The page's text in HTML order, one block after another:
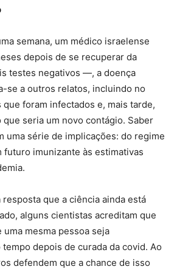
semana, um médico israelense
depois de se recuperar da
testes negativos —, a doença
se a outros relatos, incluindo no
foram infectados e, mais tarde,
seria um novo contágio. Saber
uma série de implicações: do regime
futuro imunizante às estimativas
resposta que a ciência ainda está
alguns cientistas acreditam que
mesma pessoa seja
depois de curada da covid. Ao
defendem que a chance de isso